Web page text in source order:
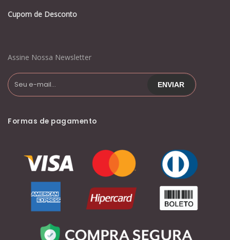
Cupom de Desconto
Assine Nossa Newsletter
Formas de pagamento